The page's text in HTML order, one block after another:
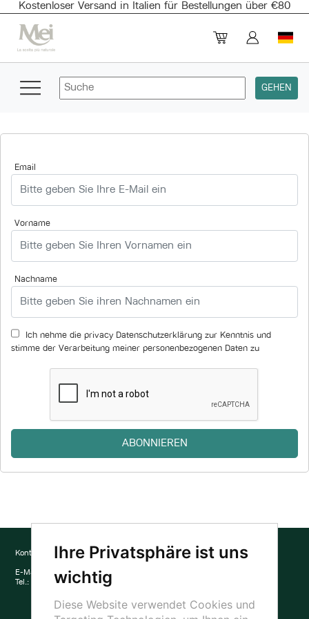
Ihre Privatsphäre ist uns
wichtig
Diese Website verwendet Cookies und
Kostenloser Versand in Italien für Bestellungen über €80
Email
Vorname
Nachname
Ich nehme die privacy Datenschutzerklärung zur Kenntnis und
stimme der Verarbeitung meiner personenbezogenen Daten zu
Kontakt
E-Mail:
info@casamei.com
Tel.:
0438 400699
Adresse